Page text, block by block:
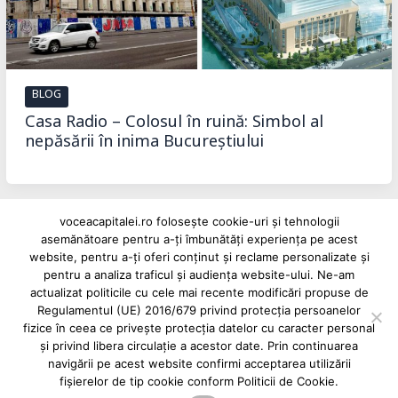
BLOG
Casa Radio – Colosul în ruină: Simbol al
nepăsării în inima Bucureștiului
Reclame și advertoriale pe Vocea Capitalei
Powered byINFINITUS ADVERTISING
voceacapitalei.ro folosește cookie-uri și tehnologii
asemănătoare pentru a-ți îmbunătăți experiența pe acest
website, pentru a-ți oferi conținut și reclame personalizate și
pentru a analiza traficul și audiența website-ului. Ne-am
actualizat politicile cu cele mai recente modificări propuse de
Regulamentul (UE) 2016/679 privind protecția persoanelor
fizice în ceea ce privește protecția datelor cu caracter personal
și privind libera circulație a acestor date. Prin continuarea
navigării pe acest website confirmi acceptarea utilizării
fișierelor de tip cookie conform Politicii de Cookie.